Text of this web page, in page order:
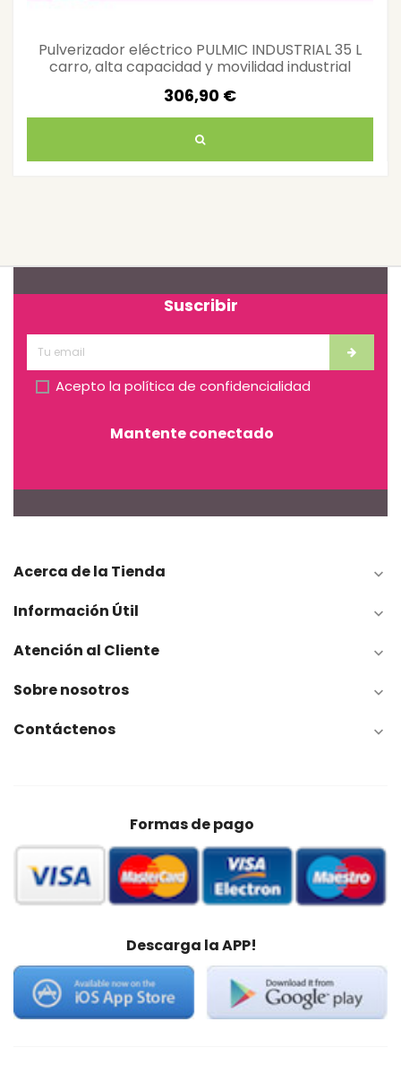
Pulverizador eléctrico PULMIC INDUSTRIAL 35 L
carro, alta capacidad y movilidad industrial
306,90 €
Suscribir
Acepto la política de confidencialidad
Mantente conectado
Acerca de la Tienda 
Información Útil 
Atención al Cliente 
Sobre nosotros 
Contáctenos 
Formas de pago
Descarga la APP!